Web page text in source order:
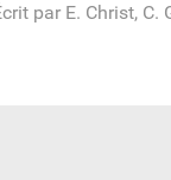
par E. Christ, C.